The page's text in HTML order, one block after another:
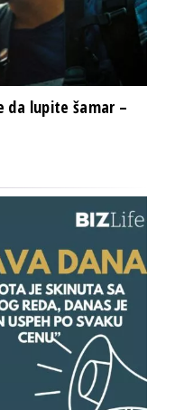
da lupite šamar –